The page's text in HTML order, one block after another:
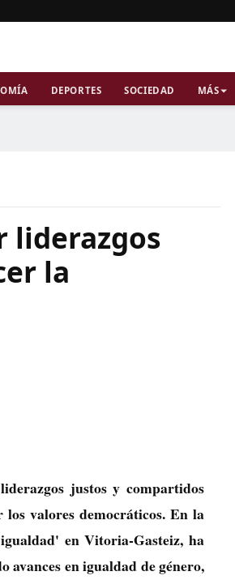
DEPORTES SOCIEDAD MÁS
liderazgos
la
justos y compartidos
valores democráticos. En la
en Vitoria-Gasteiz, ha
avances en igualdad de género,